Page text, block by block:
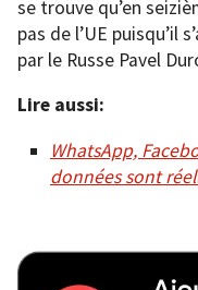
se trouve qu’en
pas de l’UE puisqu’il
par le Russe Pavel
Lire aussi:
WhatsApp,
données sont